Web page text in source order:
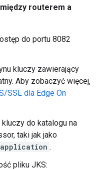
routerem a
do portu 8082
kluczy zawierający
Aby zobaczyć więcej,
SSL dla Edge On
do katalogu na
taki jak jako
.
pliku JKS: